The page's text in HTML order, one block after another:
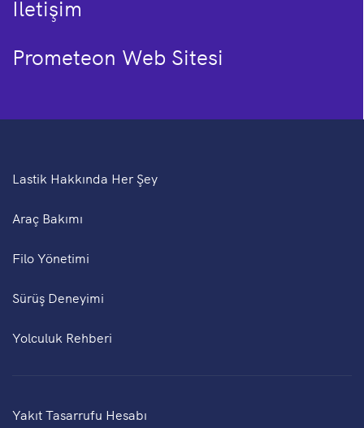
İletişim
Prometeon Web Sitesi
Lastik Hakkında Her Şey
Araç Bakımı
Filo Yönetimi
Sürüş Deneyimi
Yolculuk Rehberi
Yakıt Tasarrufu Hesabı